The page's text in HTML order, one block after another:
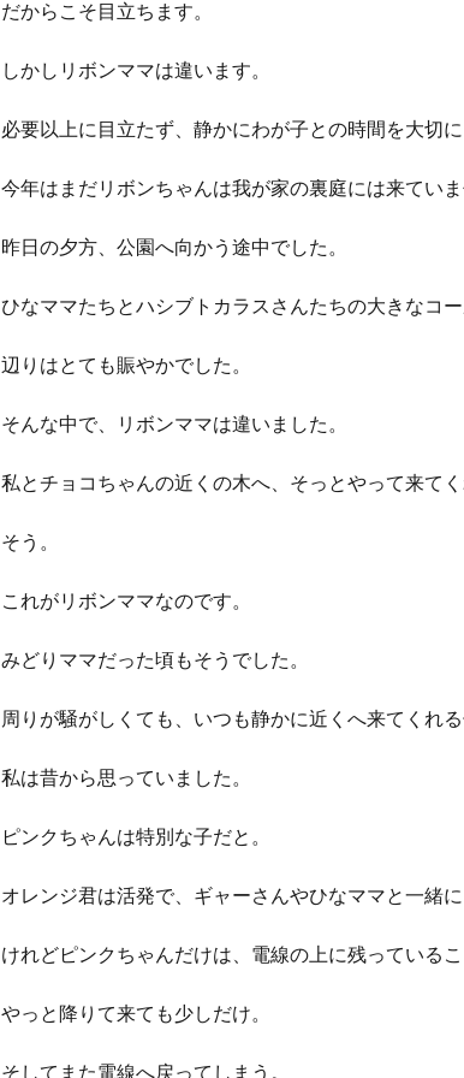
だからこそ目立ちます。
しかしリボンママは違います。
必要以上に目立たず、静かにわが子との時間を大切
今年はまだリボンちゃんは我が家の裏庭には来ていま
昨日の夕方、公園へ向かう途中でした。
ひなママたちとハシブトカラスさんたちの大きなコ
辺りはとても賑やかでした。
そんな中で、リボンママは違いました。
私とチョコちゃんの近くの木へ、そっとやって来てく
そう。
これがリボンママなのです。
みどりママだった頃もそうでした。
周りが騒がしくても、いつも静かに近くへ来てくれる
私は昔から思っていました。
ピンクちゃんは特別な子だと。
オレンジ君は活発で、ギャーさんやひなママと一緒
けれどピンクちゃんだけは、電線の上に残っているこ
やっと降りて来ても少しだけ。
そしてまた電線へ戻ってしまう。